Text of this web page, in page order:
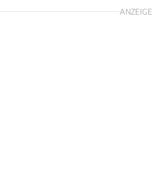
ANZEIGE